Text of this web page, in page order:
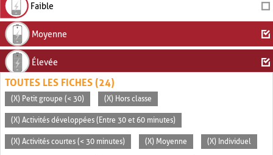
Faible
Moyenne
Élevée
TOUTES LES FICHES (24)
(X) Petit groupe (< 30) (X) Hors classe
(X) Activités développées (Entre 30 et 60 minutes)
(X) Activités courtes (< 30 minutes) (X) Moyenne (X) Individuel